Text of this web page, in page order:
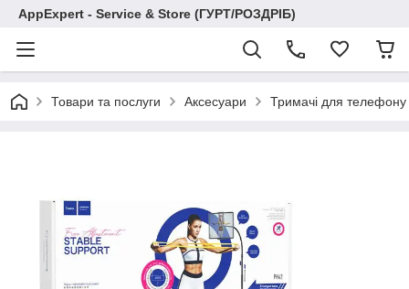
AppExpert - Service & Store (ГУРТ/РОЗДРІБ)
Товари та послуги Аксесуари Тримачі для